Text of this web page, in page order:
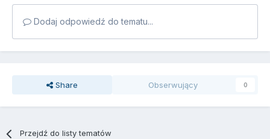
Dodaj odpowiedź do tematu...
Share Obserwujący 0
Przejdź do listy tematów